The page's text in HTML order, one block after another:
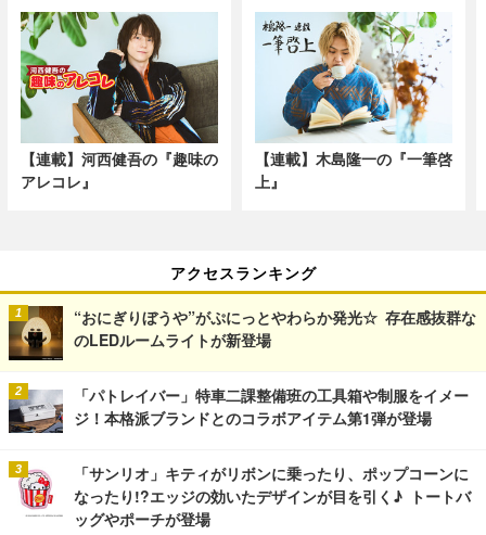
【連載】河西健吾の『趣味の
アレコレ』
【連載】木島隆一の『一筆啓
上』
アクセスランキング
“おにぎりぼうや”がぷにっとやわらか発光☆ 存在感抜群な
のLEDルームライトが新登場
「パトレイバー」特車二課整備班の工具箱や制服をイメー
ジ！本格派ブランドとのコラボアイテム第1弾が登場
「サンリオ」キティがリボンに乗ったり、ポップコーンに
なったり!?エッジの効いたデザインが目を引く♪ トートバ
ッグやポーチが登場